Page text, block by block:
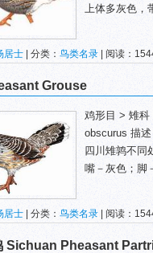
上体多灰色，
居士 | 分类： 鸟类名录 | 阅读：
Grouse
鸡形目 > 雉科
obscurus 描
四川雉鹑不同
嘴－灰色；脚
居士 | 分类： 鸟类名录 | 阅读：
Sichuan Pheasant